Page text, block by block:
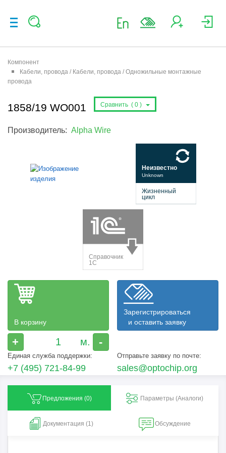
Компонент
Кабели, провода / Кабели, провода / Одножильные монтажные
провода
1858/19 WO001 Сравнить ( 0 )
Производитель: Alpha Wire
В корзину
+ -
Зарегистрироваться
и оставить заявку
Единая служба поддержки:
+7 (495) 721-84-99
Отправьте заявку по почте:
sales@optochip.org
Предложения (0) Параметры (Aналоги)
Документация (1) Обсуждение